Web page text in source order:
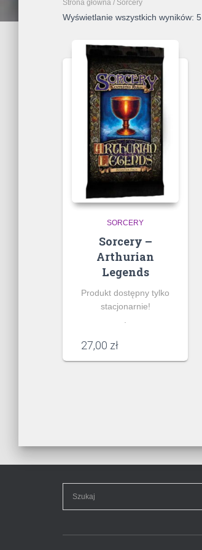
Strona główna / Sorcery
Wyświetlanie wszystkich wyników: 5
SORCERY
Sorcery –
Arthurian
Legends
Produkt dostępny tylko
stacjonarnie!
27,00 zł